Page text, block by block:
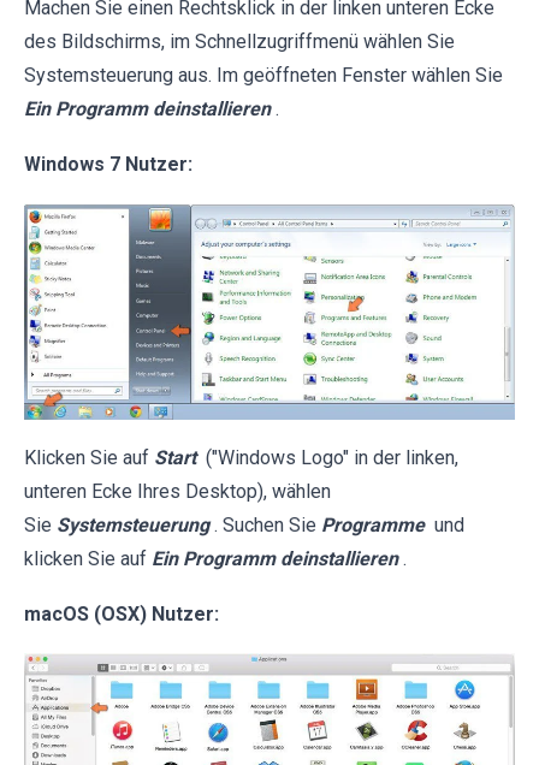
Machen Sie einen Rechtsklick in der linken unteren Ecke
des Bildschirms, im Schnellzugriffmenü wählen Sie
Systemsteuerung aus. Im geöffneten Fenster wählen Sie
Ein Programm deinstallieren .
Windows 7 Nutzer:
Klicken Sie auf Start ("Windows Logo" in der linken,
unteren Ecke Ihres Desktop), wählen
Sie Systemsteuerung . Suchen Sie Programme und
klicken Sie auf Ein Programm deinstallieren .
macOS (OSX) Nutzer: